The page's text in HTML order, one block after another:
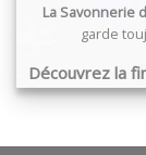
La Savonnerie
garde
Découvrez la